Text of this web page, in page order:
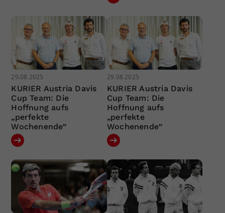
29.08.2025
KURIER Austria Davis
Cup Team: Die
Hoffnung aufs
„perfekte
Wochenende“
29.08.2025
KURIER Austria Davis
Cup Team: Die
Hoffnung aufs
„perfekte
Wochenende“